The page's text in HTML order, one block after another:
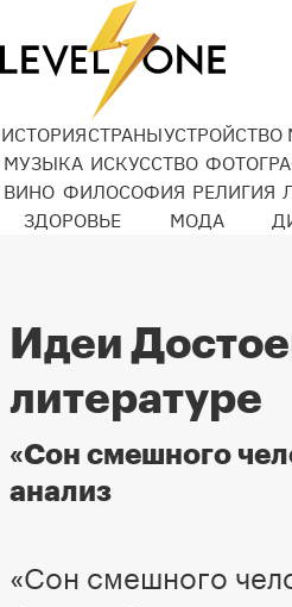
ИСТОРИЯСТРАНЫУСТРОЙСТВО
МУЗЫКА ИСКУССТВО
ВИНО ФИЛОСОФИЯ РЕЛИГИЯ
ЗДОРОВЬЕ
МОДА
Идеи
литературе
«Сон смешного
анализ
«Сон смешного